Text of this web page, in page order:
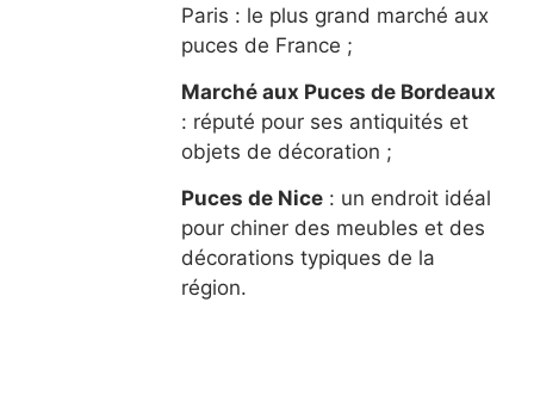
Paris : le plus grand marché aux
puces de France ;
Marché aux Puces de Bordeaux
: réputé pour ses antiquités et
objets de décoration ;
Puces de Nice: un endroit idéal
pour chiner des meubles et des
décorations typiques de la
région.